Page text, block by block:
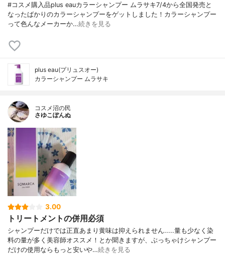
#コスメ購入品plus eauカラーシャンプー ムラサキ7/4から全国発売と
なったばかりのカラーシャンプーをゲットしました！カラーシャンプー
って色んなメーカーか…続きを見る
plus eau(プリュスオー)
カラーシャンプー ムラサキ
コスメ沼の民
さゆこぽんぬ
3.00
トリートメントの併用必須
シャンプーだけでは正直あまり黄味は抑えられません.....量も少なく染
料の量が多く美容師オススメ！とか聞きますが、ぶっちゃけシャンプー
だけの使用ならもっと安いや…続きを見る